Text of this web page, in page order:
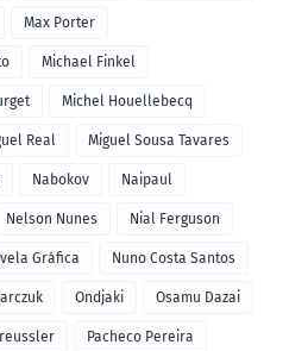
Max Porter
Michael Finkel
Michel Houellebecq
Real Miguel Sousa Tavares
Nabokov Naipaul
Nelson Nunes Nial Ferguson
Gráfica Nuno Costa Santos
Ondjaki Osamu Dazai
Pacheco Pereira